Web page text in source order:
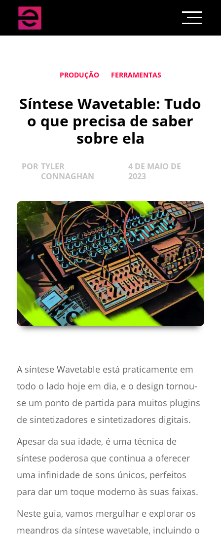
PRODUÇÃO FERRAMENTAS
Síntese Wavetable: Tudo
o que precisa de saber
sobre ela
POR TYLER
CONNAGHAN
4 DE MAIO DE
2023
A síntese Wavetable está praticamente em
todo o lado hoje em dia, e o design tornou-
se um ponto de partida para muitos plugins
de sintetizadores e sintetizadores digitais.
Apesar da sua idade, é uma técnica de
síntese poderosa que continua a oferecer
uma infinidade de sons únicos, perfeitos
para dar um toque moderno às suas faixas.
Neste guia, vamos mergulhar e explorar os
meandros da síntese wavetable, incluindo o